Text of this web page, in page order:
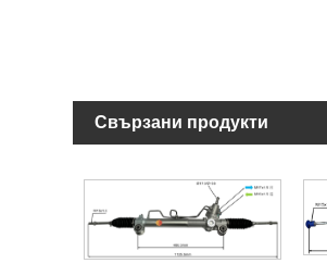
Свързани продукти